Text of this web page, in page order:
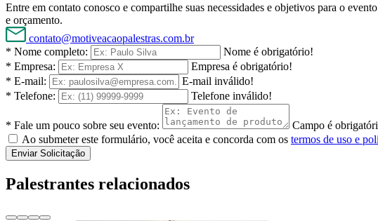
Entre em contato conosco e compartilhe suas necessidades e objetivos para o
e orçamento.
contato@motiveacaopalestras.com.br
* Nome completo:
Nome é obrigatório!
* Empresa:
Empresa é obrigatório!
* E-mail:
E-mail inválido!
* Telefone:
Telefone inválido!
* Fale um pouco sobre seu evento:
Campo é
Ao submeter este formulário, você aceita e concorda com os termos de uso e
Enviar Solicitação
Palestrantes relacionados